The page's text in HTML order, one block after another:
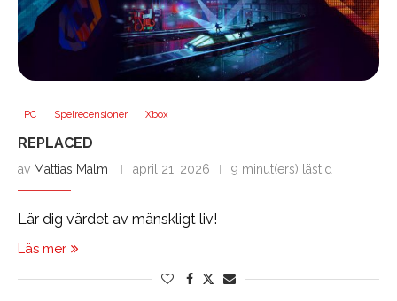
PC Spelrecensioner Xbox
REPLACED
av Mattias Malm april 21, 2026 9 minut(ers) lästid
Lär dig värdet av mänskligt liv!
Läs mer